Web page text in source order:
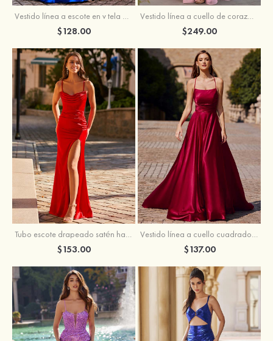
Vestido línea a escote en v tela charmeuse hasta el suelo vestido de graduación
$128.00
Vestido línea a cuello de corazón tul cola de barrido vestido de graduación
$249.00
$153.00 $137.00